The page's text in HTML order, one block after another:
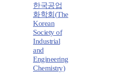
한국공업
화학회(The
Korean
Society of
Industrial
and
Engineering
Chemistry)